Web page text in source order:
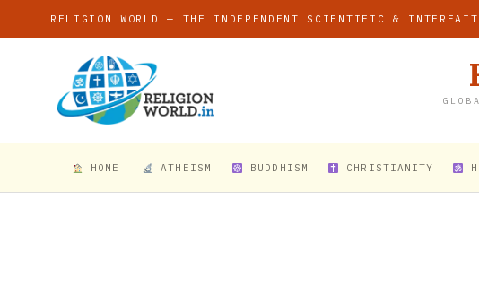
RELIGION WORLD — THE INDEPENDENT SCIENTIFIC &
HOME ATHEISM BUDDHISM CHRISTIANITY